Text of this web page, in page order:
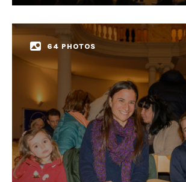
64 PHOTOS